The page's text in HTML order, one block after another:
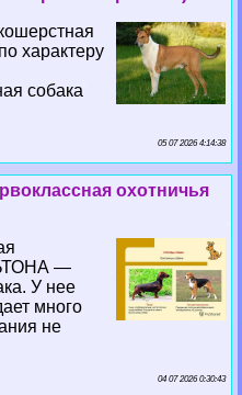
хаpaктеру
собака
05 07 2026 4:14:38
охотничья
—
У нее
много
не
04 07 2026 0:30:43